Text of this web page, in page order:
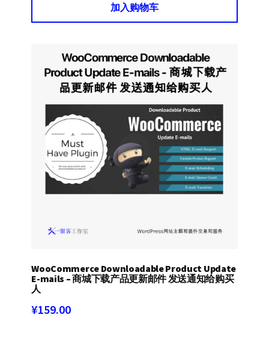
加入购物车
WooCommerce Downloadable Product Update
E-mails – 商城下载产品更新邮件 发送通知给购买
人
¥159.00